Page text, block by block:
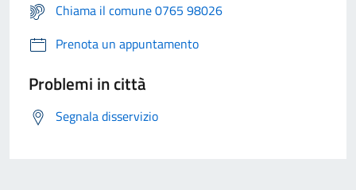
Chiama il comune 0765 98026
Prenota un appuntamento
Problemi in città
Segnala disservizio